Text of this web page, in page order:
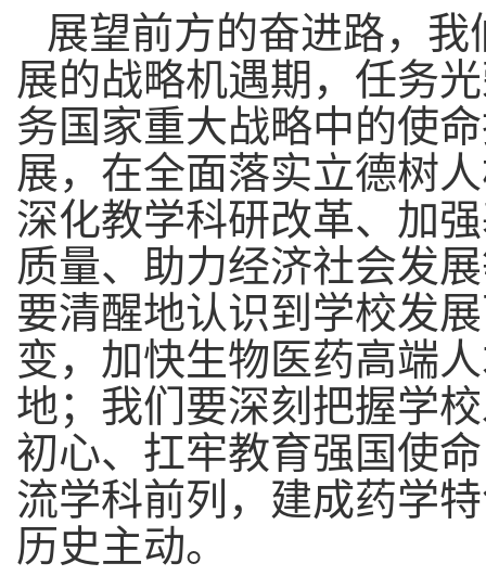
展望前方的奋进路，我
展的战略机遇期，任务
务国家重大战略中的使
展，在全面落实立德树
深化教学科研改革、 加
质量、助力经济社会发展
要清醒地认识到学校发
变，加快生物医药高端
地； 我们要深刻把握学
初心、扛牢教育强国使
流学科前列，建成药学
历史主动。